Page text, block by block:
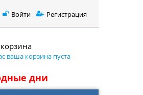
Войти Регистрация
ваша корзина пуста
дни